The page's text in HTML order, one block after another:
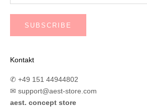
SUBSCRIBE
Kontakt
✆ +49 151 44944802
✉ support@aest-store.com
aest. concept store